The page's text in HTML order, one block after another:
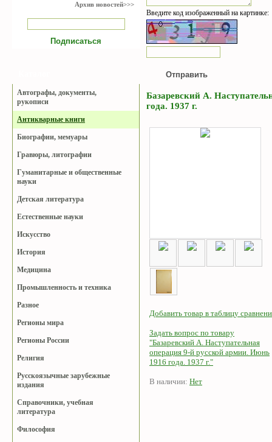
Архив новостей>>>
Автографы, документы,
рукописи
Антикварные книги
Биографии, мемуары
Гравюры, литографии
Гуманитарные и общественные
науки
Детская литература
Естественные науки
Искусство
История
Медицина
Промышленность и техника
Разное
Регионы мира
Регионы России
Религия
Русскоязычные зарубежные
издания
Справочники, учебная
литература
Философия
Введите код изображенный на картинке:
Базаревский А.
года. 1937 г.
Добавить товар в таблицу
Задать вопрос по товару
"Базаревский А. Наступательная
операция 9-й русской армии. Июнь
1916 года. 1937 г."
В наличии: Нет